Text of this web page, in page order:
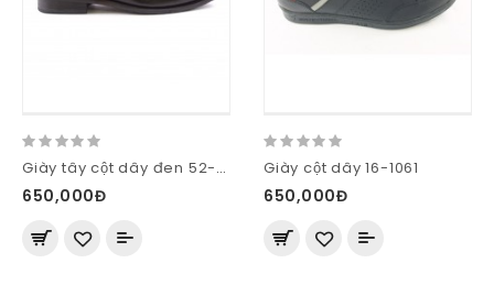
Giày tây cột dây đen 52-M58-D
650,000Đ
Giày cột dây 16-1061
650,000Đ